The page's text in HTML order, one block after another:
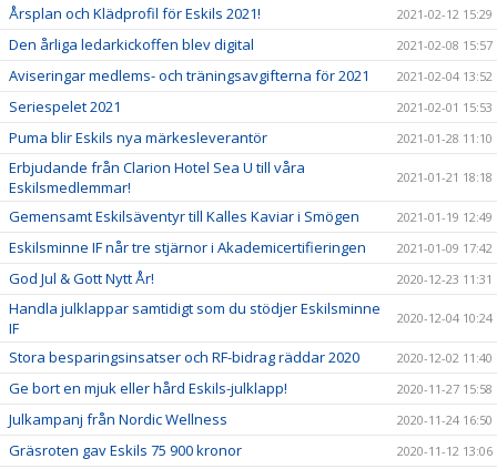
Årsplan och Klädprofil för Eskils 2021! 2021-02-12 15:29
Den årliga ledarkickoffen blev digital 2021-02-08 15:57
Aviseringar medlems- och träningsavgifterna för 2021 2021-02-04 13:52
Seriespelet 2021 2021-02-01 15:53
Puma blir Eskils nya märkesleverantör 2021-01-28 11:10
Erbjudande från Clarion Hotel Sea U till våra
Eskilsmedlemmar!
2021-01-21 18:18
Gemensamt Eskilsäventyr till Kalles Kaviar i Smögen 2021-01-19 12:49
Eskilsminne IF når tre stjärnor i Akademicertifieringen 2021-01-09 17:42
God Jul & Gott Nytt År! 2020-12-23 11:31
Handla julklappar samtidigt som du stödjer Eskilsminne
IF
2020-12-04 10:24
Stora besparingsinsatser och RF-bidrag räddar 2020 2020-12-02 11:40
Ge bort en mjuk eller hård Eskils-julklapp! 2020-11-27 15:58
Julkampanj från Nordic Wellness 2020-11-24 16:50
Gräsroten gav Eskils 75 900 kronor 2020-11-12 13:06